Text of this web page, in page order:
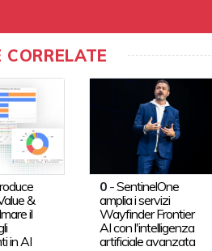
CORRELATE
&
il
in AI
0 -SentinelOne
amplia i servizi
Wayfinder Frontier
AI con l'intelligenza
artificiale avanzata